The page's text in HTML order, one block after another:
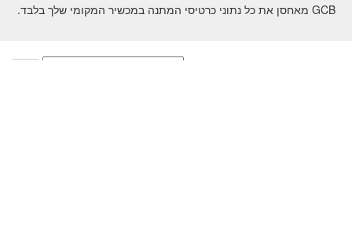
GCB מאחסן את כל נתוני כרטיסי המתנה במכשיר המקומי שלך בלבד.